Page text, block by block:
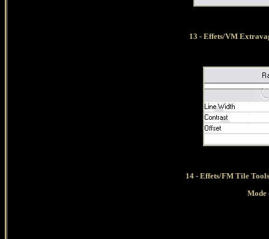
13 - Effets/VM
14 - Effets/FM Tile
Mode